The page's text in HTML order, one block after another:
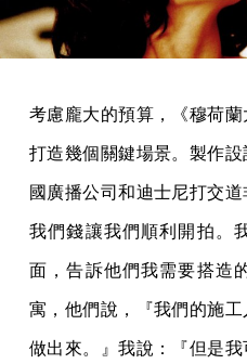
考慮龐大的預算，《穆荷
打造幾個關鍵場景。製作
國廣播公司和迪士尼打交
我們錢讓我們順利開拍。
面，告訴他們我需要搭造
寓，他們說，『我們的施
做出來。』我說：『但是我